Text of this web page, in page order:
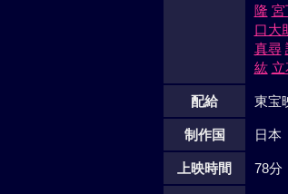
隆 宮
口大
真尋
紘
配給 東宝
制作国 日本
上映時間 78分